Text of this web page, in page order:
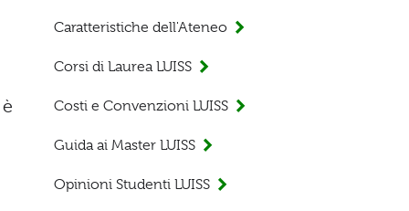
è
Caratteristiche dell'Ateneo
Corsi di Laurea LUISS
Costi e Convenzioni LUISS
Guida ai Master LUISS
Opinioni Studenti LUISS